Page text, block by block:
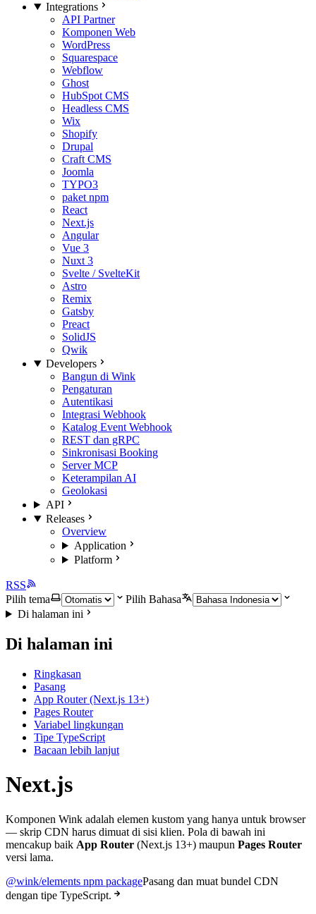
Integrations
API Partner
Komponen Web
WordPress
Squarespace
Webflow
Ghost
HubSpot CMS
Headless CMS
Wix
Shopify
Drupal
Craft CMS
Joomla
TYPO3
paket npm
React
Next.js
Angular
Vue 3
Nuxt 3
Svelte / SvelteKit
Astro
Remix
Gatsby
Preact
SolidJS
Qwik
Developers
Bangun di Wink
Pengaturan
Autentikasi
Integrasi Webhook
Katalog Event Webhook
REST dan gRPC
Sinkronisasi Booking
Server MCP
Keterampilan AI
Geolokasi
API
Releases
Overview
Application
Platform
RSS
Pilih tema
Pilih Bahasa
Di halaman ini
Di halaman ini
Ringkasan
Pasang
App Router (Next.js 13+)
Pages Router
Variabel lingkungan
Tipe TypeScript
Bacaan lebih lanjut
Next.js
Komponen Wink adalah elemen kustom yang hanya untuk browser
— skrip CDN harus dimuat di sisi klien. Pola di bawah ini
mencakup baik App Router (Next.js 13+) maupun Pages Router
versi lama.
@wink/elements npm packagePasang dan muat bundel CDN
dengan tipe TypeScript.